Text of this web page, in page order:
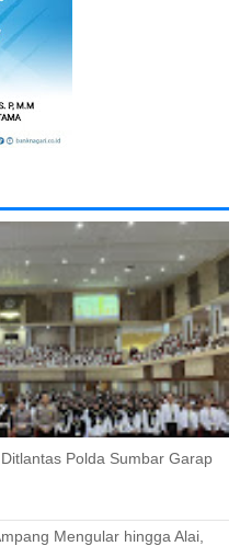
Polda Sumbar Garap
Mengular hingga Alai,